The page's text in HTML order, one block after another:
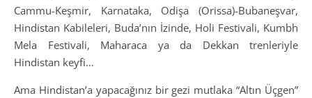
Cammu-Keşmir, Karnataka, Odişa (Orissa)-Bubaneşvar,
Hindistan Kabileleri, Buda’nın İzinde, Holi Festivali, Kumbh
Mela Festivali, Maharaca ya da Dekkan trenleriyle
Hindistan keyfi…
Ama Hindistan’a yapacağınız bir gezi mutlaka “Altın Üçgen”